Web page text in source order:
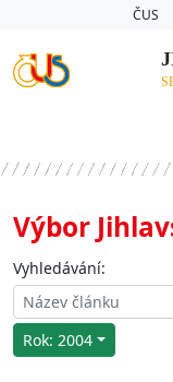
ČUS
Výbor
Vyhledávání:
Rok: 2004